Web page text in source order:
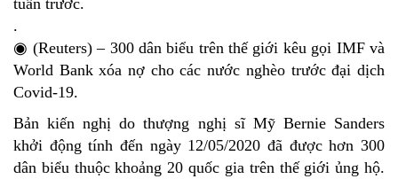
.
◉ (Reuters) – 300 dân biểu trên thế giới kêu gọi IMF và
World Bank xóa nợ cho các nước nghèo trước đại dịch
Covid-19.
Bản kiến nghị do thượng nghị sĩ Mỹ Bernie Sanders
khởi động tính đến ngày 12/05/2020 đã được hơn 300
dân biểu thuộc khoảng 20 quốc gia trên thế giới ủng hộ.